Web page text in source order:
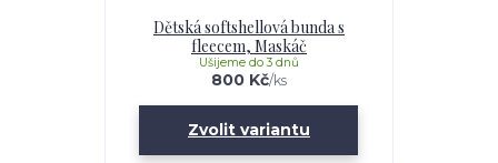
Dětská softshellová bunda s
fleecem, Maskáč
800 Kč/ks
Ušijeme do 3 dnů
Zvolit variantu